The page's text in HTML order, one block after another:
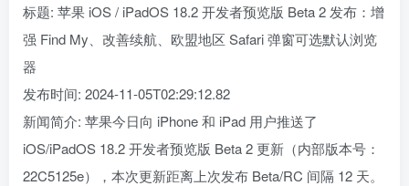
标题: 苹果 iOS / iPadOS 18.2 开发者预览版 Beta 2 发布：增
强 Find My、改善续航、欧盟地区 Safari 弹窗可选默认浏览
器
发布时间: 2024-11-05T02:29:12.82
新闻简介: 苹果今日向 iPhone 和 iPad 用户推送了
iOS/iPadOS 18.2 开发者预览版 Beta 2 更新（内部版本号：
22C5125e），本次更新距离上次发布 Beta/RC 间隔 12 天。